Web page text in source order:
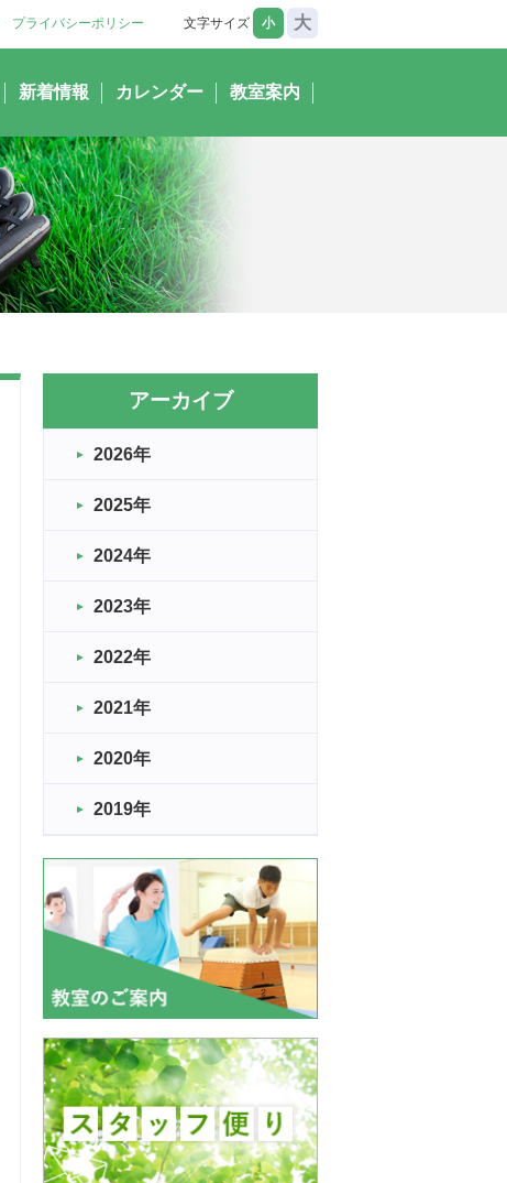
プライバシーポリシー
新着情報 カレンダー 教室案内
文字サイズ 小 大
アーカイブ
2026年
2025年
2024年
2023年
2022年
2021年
2020年
2019年